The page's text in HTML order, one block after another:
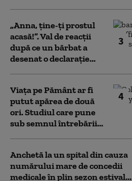
3
„Anna, ţine-ţi prostul
acasă!”. Val de reacții
după ce un bărbat a
desenat o declarație...
4
Viața pe Pământ ar fi
putut apărea de două
ori. Studiul care pune
sub semnul întrebării...
Anchetă la un spital din cauza
numărului mare de concedii
medicale în plin sezon estival...